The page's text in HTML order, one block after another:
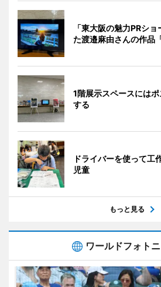
「東大阪の魅力PRシ
た渡邉麻由さんの作品
1階展示スペースには
する
ドライバーを使って工
児童
もっと見る
ワールドフォト